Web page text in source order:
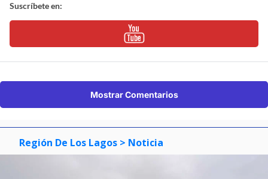
Suscríbete en:
Mostrar Comentarios
Región De Los Lagos > Noticia